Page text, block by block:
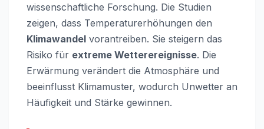
wissenschaftliche Forschung. Die Studien
zeigen, dass Temperaturerhöhungen den
Klimawandel vorantreiben. Sie steigern das
Risiko für extreme Wetterereignisse. Die
Erwärmung verändert die Atmosphäre und
beeinflusst Klimamuster, wodurch Unwetter an
Häufigkeit und Stärke gewinnen.